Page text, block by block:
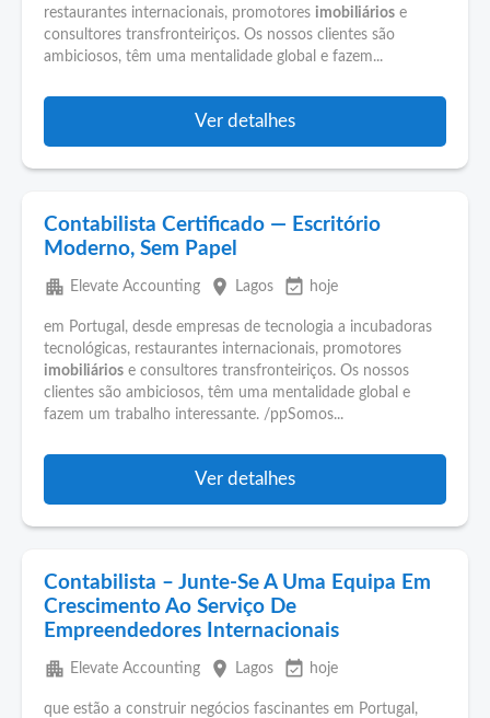
restaurantes internacionais, promotores imobiliários e
consultores transfronteiriços. Os nossos clientes são
ambiciosos, têm uma mentalidade global e fazem...
Ver detalhes
Contabilista Certificado — Escritório
Moderno, Sem Papel
apartment Elevate Accounting place Lagos event_available hoje
em Portugal, desde empresas de tecnologia a incubadoras
tecnológicas, restaurantes internacionais, promotores
imobiliários e consultores transfronteiriços. Os nossos
clientes são ambiciosos, têm uma mentalidade global e
fazem um trabalho interessante. /ppSomos...
Ver detalhes
Contabilista – Junte-Se A Uma Equipa Em
Crescimento Ao Serviço De
Empreendedores Internacionais
apartment Elevate Accounting place Lagos event_available hoje
que estão a construir negócios fascinantes em Portugal,